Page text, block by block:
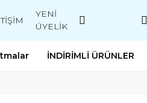
YENİ
ÜYELİK
İNDİRİMLİ ÜRÜNLER